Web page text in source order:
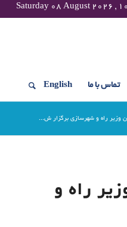
تماس با ما English
وزیر راه و شهرسازی برگزار ش...
راه و